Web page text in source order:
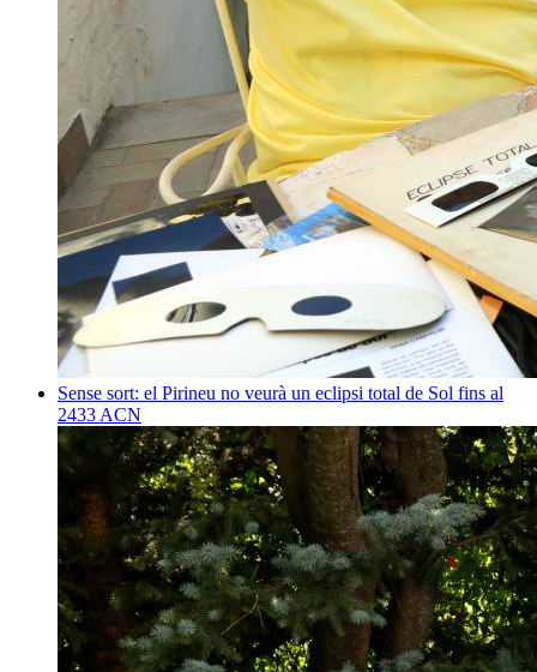
Sense sort: el Pirineu no veurà un eclipsi total de Sol fins al
2433 ACN